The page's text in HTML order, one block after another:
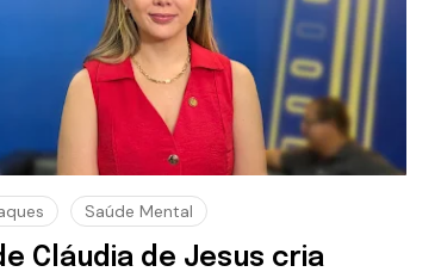
Saúde Mental
Cláudia de Jesus cria